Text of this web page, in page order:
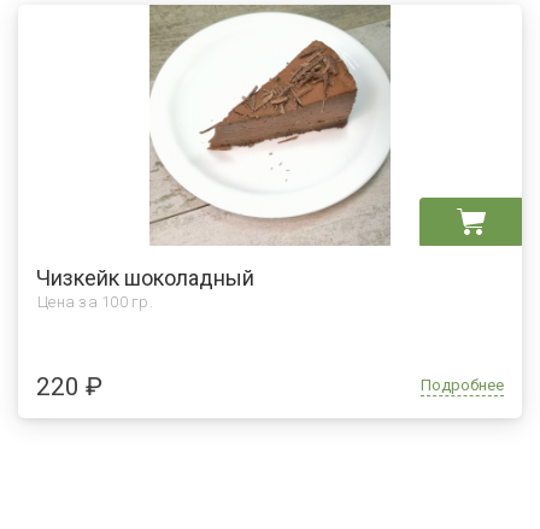
Чизкейк шоколадный
Цена за 100 гр.
220 ₽ Подробнее